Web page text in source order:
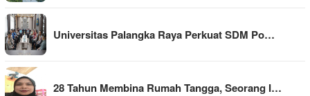
Universitas Palangka Raya Perkuat SDM Po…
28 Tahun Membina Rumah Tangga, Seorang I…